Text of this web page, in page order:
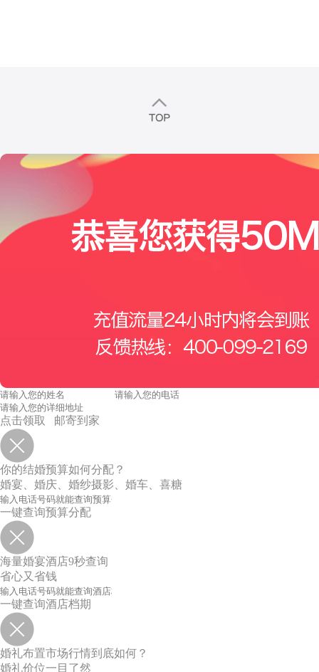
点击领取 邮寄到家
你的结婚预算如何分配？
婚宴、婚庆、婚纱摄影、婚车、喜糖
一键查询预算分配
海量婚宴酒店9秒查询
省心又省钱
一键查询酒店档期
婚礼布置市场行情到底如何？
婚礼价位一目了然